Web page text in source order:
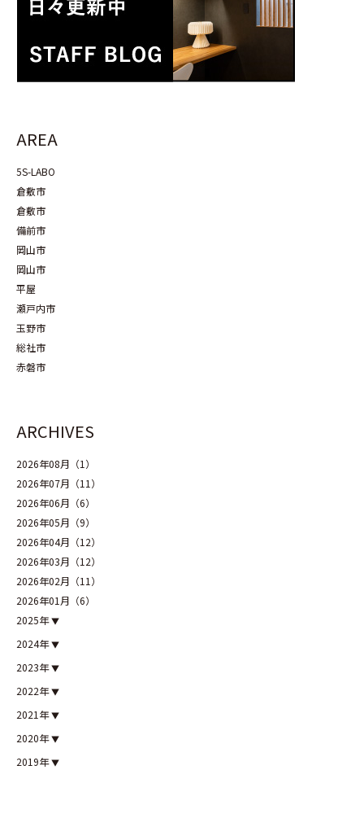
AREA
5S-LABO
倉敷市
倉敷市
備前市
岡山市
岡山市
平屋
瀬戸内市
玉野市
総社市
赤磐市
ARCHIVES
2026年08月（1）
2026年07月（11）
2026年06月（6）
2026年05月（9）
2026年04月（12）
2026年03月（12）
2026年02月（11）
2026年01月（6）
2025年
2024年
2023年
2022年
2021年
2020年
2019年